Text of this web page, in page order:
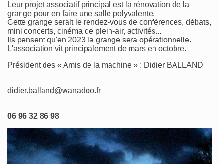
Leur projet associatif principal est la rénovation de la
grange pour en faire une salle polyvalente.
Cette grange serait le rendez-vous de conférences, débats,
mini concerts, cinéma de plein-air, activités...
Ils pensent qu'en 2023 la grange sera opérationnelle.
L'association vit principalement de mars en octobre.
Président des « Amis de la machine » : Didier BALLAND
didier.balland@wanadoo.fr
06 96 32 86 98